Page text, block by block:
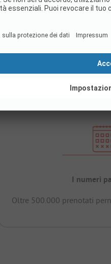
I numeri
Oltre 500.000 prenotati